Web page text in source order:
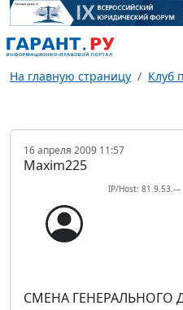
На главную страницу Клуб
16 апреля 2009 11:57
Maxim225
IP/Host: 81.9.53.---
СМЕНА ГЕНЕРАЛЬНОГО